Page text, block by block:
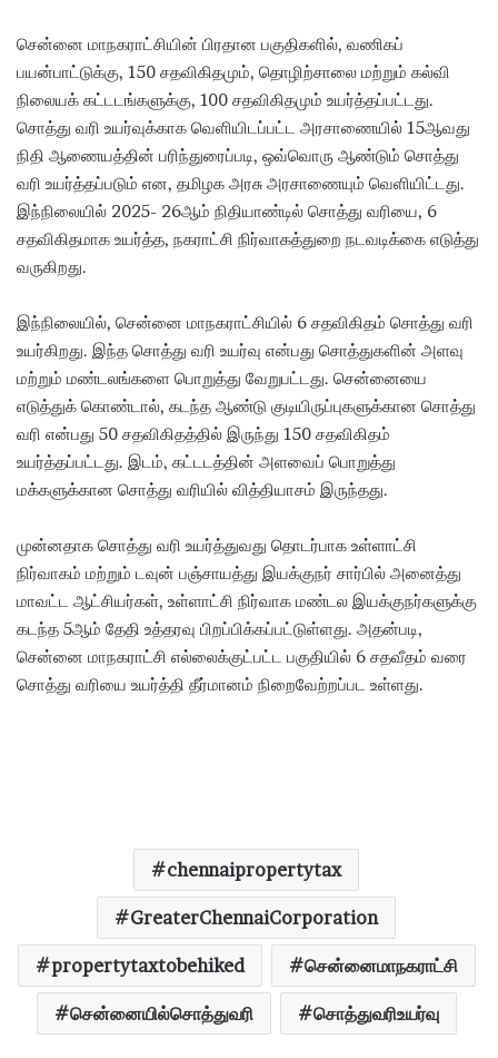
சென்னை மாநகராட்சியின் பிரதான பகுதிகளில், வணிகப்
பயன்பாட்டுக்கு, 150 சதவிகிதமும், தொழிற்சாலை மற்றும் கல்வி
நிலையக் கட்டடங்களுக்கு, 100 சதவிகிதமும் உயர்த்தப்பட்டது.
சொத்து வரி உயர்வுக்காக வெளியிடப்பட்ட அரசாணையில் 15ஆவது
நிதி ஆணையத்தின் பரிந்துரைப்படி, ஒவ்வொரு ஆண்டும் சொத்து
வரி உயர்த்தப்படும் என, தமிழக அரசு அரசாணையும் வெளியிட்டது.
இந்நிலையில் 2025- 26ஆம் நிதியாண்டில் சொத்து வரியை, 6
சதவிகிதமாக உயர்த்த, நகராட்சி நிர்வாகத்துறை நடவடிக்கை எடுத்து
வருகிறது.
இந்நிலையில், சென்னை மாநகராட்சியில் 6 சதவிகிதம் சொத்து வரி
உயர்கிறது. இந்த சொத்து வரி உயர்வு என்பது சொத்துகளின் அளவு
மற்றும் மண்டலங்களை பொறுத்து வேறுபட்டது. சென்னையை
எடுத்துக் கொண்டால், கடந்த ஆண்டு குடியிருப்புகளுக்கான சொத்து
வரி என்பது 50 சதவிகிதத்தில் இருந்து 150 சதவிகிதம்
உயர்த்தப்பட்டது. இடம், கட்டடத்தின் அளவைப் பொறுத்து
மக்களுக்கான சொத்து வரியில் வித்தியாசம் இருந்தது.
முன்னதாக சொத்து வரி உயர்த்துவது தொடர்பாக உள்ளாட்சி
நிர்வாகம் மற்றும் டவுன் பஞ்சாயத்து இயக்குநர் சார்பில் அனைத்து
மாவட்ட ஆட்சியர்கள், உள்ளாட்சி நிர்வாக மண்டல இயக்குநர்களுக்கு
கடந்த 5ஆம் தேதி உத்தரவு பிறப்பிக்கப்பட்டுள்ளது. அதன்படி,
சென்னை மாநகராட்சி எல்லைக்குட்பட்ட பகுதியில் 6 சதவீதம் வரை
சொத்து வரியை உயர்த்தி தீர்மானம் நிறைவேற்றப்பட உள்ளது.
chennaipropertytax
GreaterChennaiCorporation
propertytaxtobehiked சென்னைமாநகராட்சி
சென்னையில்சொத்துவரி சொத்துவரிஉயர்வு